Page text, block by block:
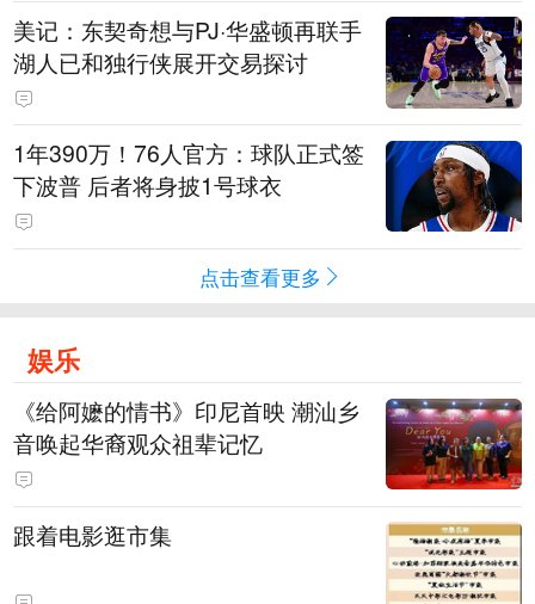
美记：东契奇想与PJ·华盛顿再联手
湖人已和独行侠展开交易探讨
1年390万！76人官方：球队正式签
下波普 后者将身披1号球衣
点击查看更多
娱乐
《给阿嬷的情书》印尼首映 潮汕乡
音唤起华裔观众祖辈记忆
跟着电影逛市集